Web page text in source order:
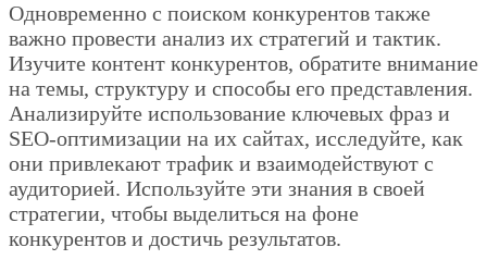
Одновременно с поиском конкурентов также
важно провести анализ их стратегий и тактик.
Изучите контент конкурентов, обратите внимание
на темы, структуру и способы его представления.
Анализируйте использование ключевых фраз и
SEO-оптимизации на их сайтах, исследуйте, как
они привлекают трафик и взаимодействуют с
аудиторией. Используйте эти знания в своей
стратегии, чтобы выделиться на фоне
конкурентов и достичь результатов.